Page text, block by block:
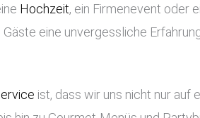
Hochzeit, ein Firmenevent oder
eine unvergessliche
ist, dass wir uns nicht nur auf